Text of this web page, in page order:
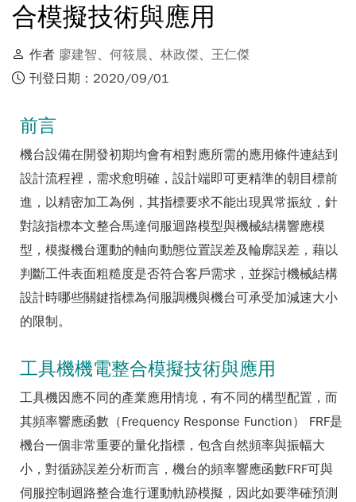
合模擬技術與應用
作者 廖建智、 何筱晨、 林政傑、 王仁傑
刊登日期：2020/09/01
前言
機台設備在開發初期均會有相對應所需的應用條件連結到
設計流程裡，需求愈明確，設計端即可更精準的朝目標前
進，以精密加工為例，其指標要求不能出現異常振紋，針
對該指標本文整合馬達伺服迴路模型與機械結構響應模
型，模擬機台運動的軸向動態位置誤差及輪廓誤差，藉以
判斷工件表面粗糙度是否符合客戶需求，並探討機械結構
設計時哪些關鍵指標為伺服調機與機台可承受加減速大小
的限制。
工具機機電整合模擬技術與應用
工具機因應不同的產業應用情境，有不同的構型配置，而
其頻率響應函數（Frequency Response Function） FRF是
機台一個非常重要的量化指標，包含自然頻率與振幅大
小，對循跡誤差分析而言，機台的頻率響應函數FRF可與
伺服控制迴路整合進行運動軌跡模擬，因此如要準確預測